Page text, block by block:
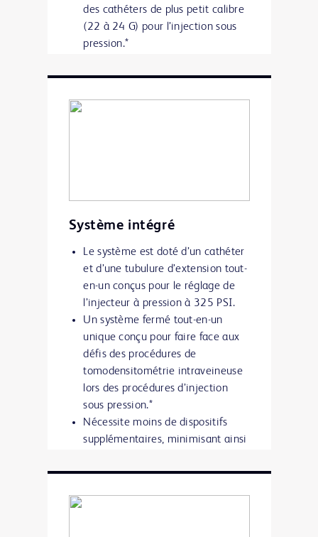
des cathéters de plus petit calibre
(22 à 24 G) pour l’injection sous
pression.*
effets déstabilisants pouvant
Système intégré
Le système est doté d’un cathéter
et d’une tubulure d’extension tout-
en-un conçus pour le réglage de
l’injecteur à pression à 325 PSI.
Un système fermé tout-en-un
unique conçu pour faire face aux
défis des procédures de
tomodensitométrie intraveineuse
lors des procédures d’injection
sous pression.*
Nécessite moins de dispositifs
supplémentaires, minimisant ainsi
(pouvant entraîner une